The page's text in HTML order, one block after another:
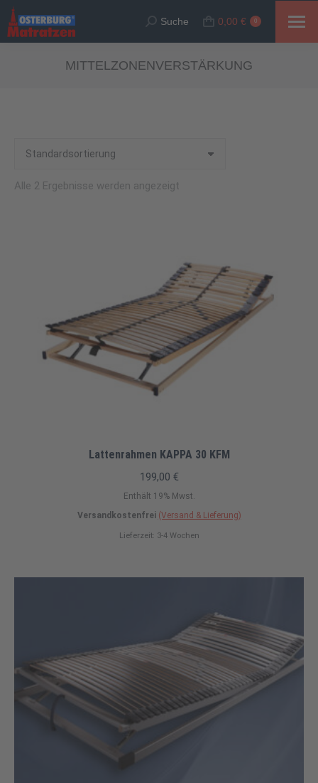
Suche:
Suche 0,00 € 0
MITTELZONENVERSTÄRKUNG
Alle 2 Ergebnisse werden angezeigt
Lattenrahmen KAPPA 30 KFM
199,00 €
Enthält 19% Mwst.
Versandkostenfrei (Versand & Lieferung)
Lieferzeit: 3-4 Wochen